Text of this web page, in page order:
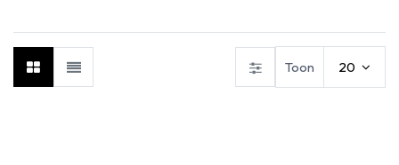
Toon 20